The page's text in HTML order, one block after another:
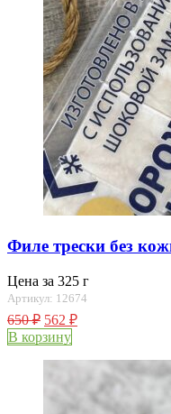
Филе трески без
Цена за 325 г
Артикул: 12674
650₽ 562 ₽
В корзину